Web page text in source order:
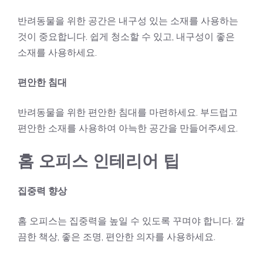
반려동물을 위한 공간은 내구성 있는 소재를 사용하는
것이 중요합니다. 쉽게 청소할 수 있고, 내구성이 좋은
소재를 사용하세요.
편안한 침대
반려동물을 위한 편안한 침대를 마련하세요. 부드럽고
편안한 소재를 사용하여 아늑한 공간을 만들어주세요.
홈 오피스 인테리어 팁
집중력 향상
홈 오피스는 집중력을 높일 수 있도록 꾸며야 합니다. 깔
끔한 책상, 좋은 조명, 편안한 의자를 사용하세요.